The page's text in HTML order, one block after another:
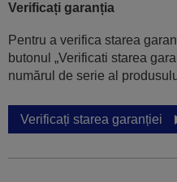
Verificați garanția
Pentru a verifica starea
butonul „Verificati starea
numărul de serie al
Verificați starea garanției